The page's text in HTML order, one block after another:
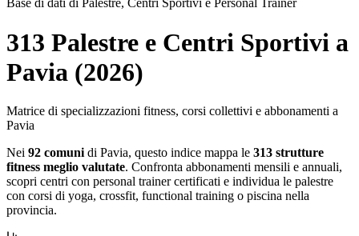
Base di dati di Palestre, Centri Sportivi e Personal Trainer
313 Palestre e Centri Sportivi a
Pavia (2026)
Matrice di specializzazioni fitness, corsi collettivi e abbonamenti a
Pavia
Nei 92 comuni di Pavia, questo indice mappa le 313 strutture
fitness meglio valutate. Confronta abbonamenti mensili e annuali,
scopri centri con personal trainer certificati e individua le palestre
con corsi di yoga, crossfit, functional training o piscina nella
provincia.